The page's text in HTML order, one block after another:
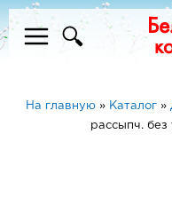
На главную» Каталог»
рассыпч. без